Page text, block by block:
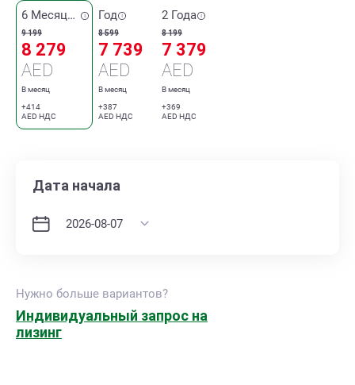
6 Месяцев
9 199
8 279
AED
В месяц
+414
AED НДС
Год
8 599
7 739
AED
В месяц
+387
AED НДС
2 Года
8 199
7 379
AED
В месяц
+369
AED НДС
Дата начала
Нужно больше вариантов?
Индивидуальный запрос на
лизинг